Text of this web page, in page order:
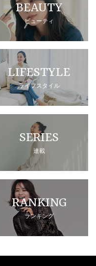
BEAUTY
ビューティ
LIFESTYLE
ライフスタイル
SERIES
連載
RANKING
ランキング